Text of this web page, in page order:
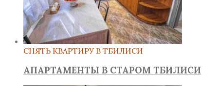
СНЯТЬ КВАРТИРУ В ТБИЛИСИ
АПАРТАМЕНТЫ В СТАРОМ ТБИЛИСИ